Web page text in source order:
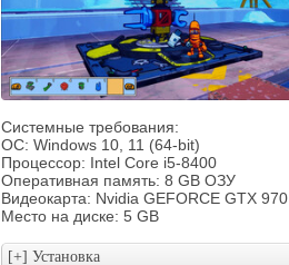
Системные требования:
ОС: Windows 10, 11 (64-bit)
Процессор: Intel Core i5-8400
Оперативная память: 8 GB ОЗУ
Видеокарта: Nvidia GEFORCE GTX 970
Место на диске: 5 GB